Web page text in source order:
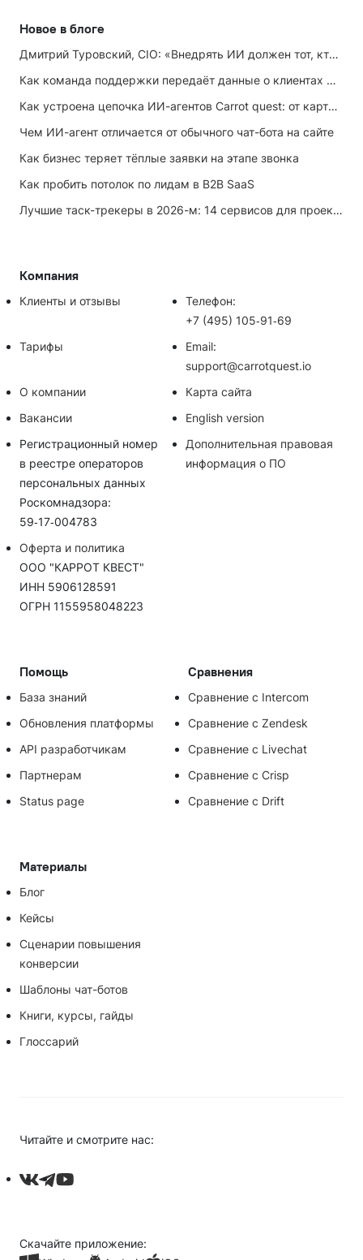
Помощь
База знаний
Обновления платформы
API разработчикам
Партнерам
Status page
Новое в блоге
Дмитрий Туровский, CIO: «Внедрять ИИ должен тот, кто ИИ не любит»
Как команда поддержки передаёт данные о клиентах маркетингу
Как устроена цепочка ИИ-агентов Carrot quest: от карточки лида до записи на встречу
Чем ИИ-агент отличается от обычного чат-бота на сайте
Как бизнес теряет тёплые заявки на этапе звонка
Как пробить потолок по лидам в B2B SaaS
Лучшие таск-трекеры в 2026-м: 14 сервисов для проектов и личных задач
Сравнения
Сравнение с Intercom
Сравнение с Zendesk
Сравнение с Livechat
Сравнение с Crisp
Сравнение с Drift
Материалы
Блог
Кейсы
Сценарии повышения
конверсии
Шаблоны чат-ботов
Книги, курсы, гайды
Глоссарий
Компания
Клиенты и отзывы
Телефон:
+7 (495) 105‑91‑69
Тарифы
Email:
support@carrotquest.io
О компании
Карта сайта
Вакансии
English version
Регистрационный номер
в реестре операторов
персональных данных
Роскомнадзора:
59‑17‑004783
Дополнительная правовая
информация о ПО
Оферта и политика
ООО "КАРРОТ КВЕСТ"
ИНН 5906128591
ОГРН 1155958048223
Читайте и смотрите нас:
Скачайте приложение: